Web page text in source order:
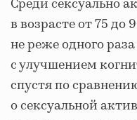
Среди сексуально
в возрасте от 75 до
не реже одного
с улучшением
спустя по
о сексуальной